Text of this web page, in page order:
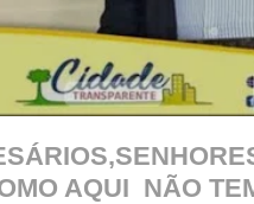
AQUI NÃO